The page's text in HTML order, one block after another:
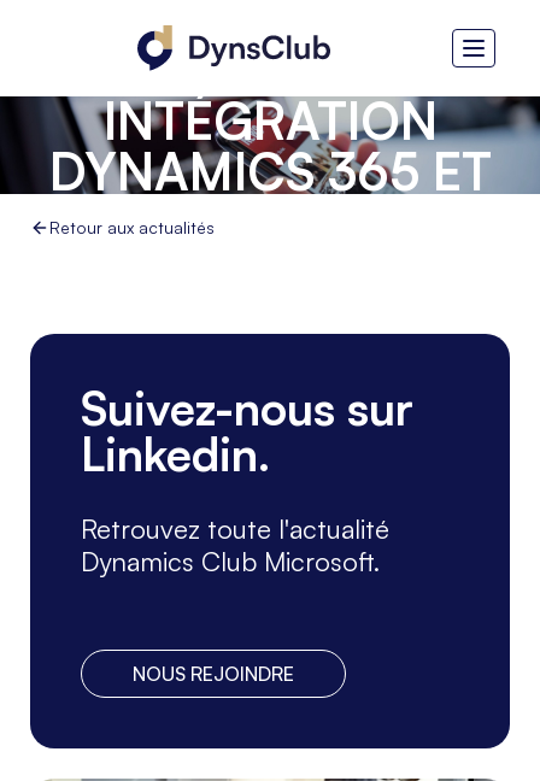
MAGIC SOFTWARE -
INTÉGRATION
DYNAMICS 365 ET
SHOPIFY
Retour aux actualités
Suivez-nous sur
Linkedin.
Retrouvez toute l'actualité
Dynamics Club Microsoft.
NOUS REJOINDRE